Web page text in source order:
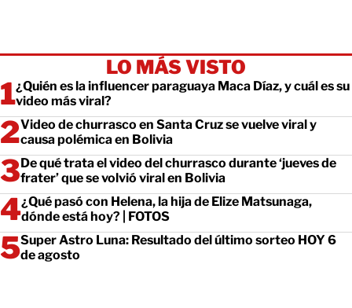
LO MÁS VISTO
¿Quién es la influencer paraguaya Maca Díaz, y cuál es su
video más viral?
Video de churrasco en Santa Cruz se vuelve viral y
causa polémica en Bolivia
De qué trata el video del churrasco durante ‘jueves de
frater’ que se volvió viral en Bolivia
¿Qué pasó con Helena, la hija de Elize Matsunaga,
dónde está hoy? | FOTOS
Super Astro Luna: Resultado del último sorteo HOY 6
de agosto